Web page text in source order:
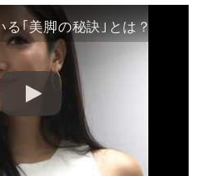
る｢美脚の秘訣｣とは？